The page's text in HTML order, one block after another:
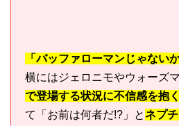
「バッファローマンじゃない
横にはジェロニモやウォーズ
で登場する状況に不信感を抱
て「お前は何者だ!?」とネプ